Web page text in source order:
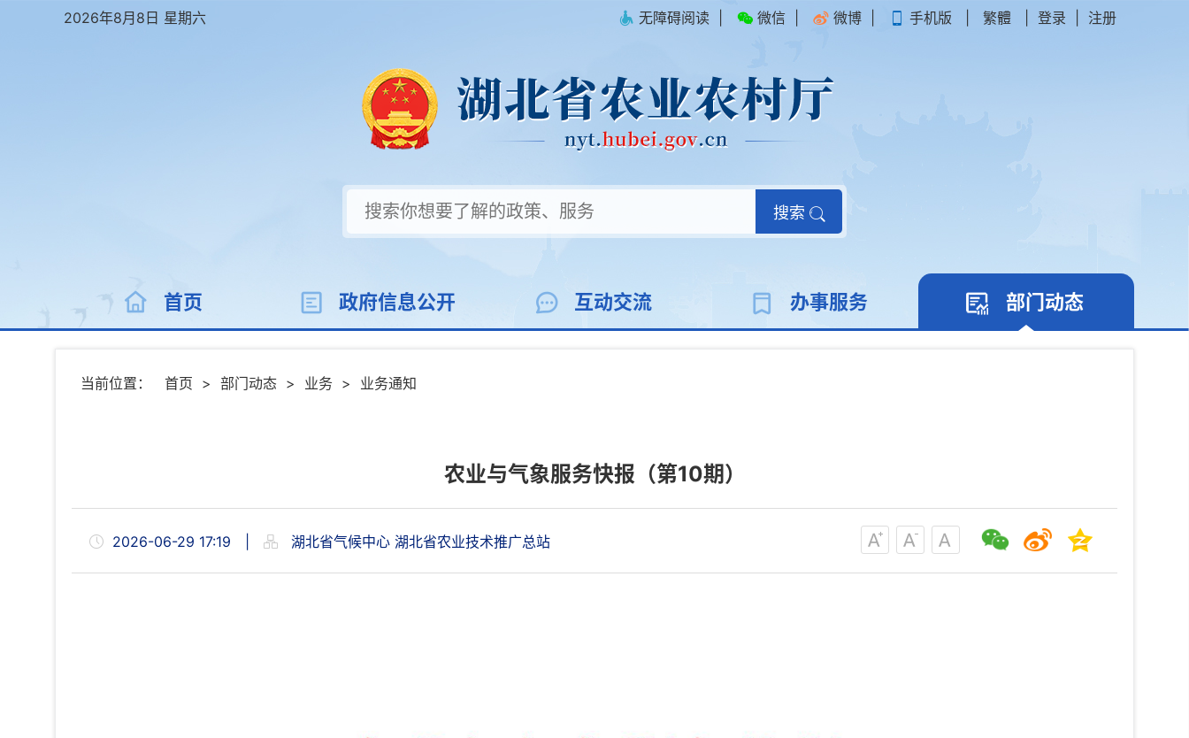
2026年8月8日 星期六 无障碍阅读 微信 微博 手机版 繁體 登录 注册
搜索
首页 政府信息公开 互动交流 办事服务 部门动态
当前位置： 首页 > 部门动态 > 业务 > 业务通知
农业与气象服务快报（第10期）
2026-06-29 17:19 湖北省气候中心 湖北省农业技术推广总站